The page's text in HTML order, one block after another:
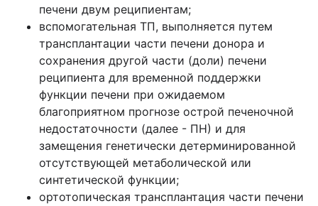
печени двум реципиентам;
вспомогательная ТП, выполняется путем
трансплантации части печени донора и
сохранения другой части (доли) печени
реципиента для временной поддержки
функции печени при ожидаемом
благоприятном прогнозе острой печеночной
недостаточности (далее - ПН) и для
замещения генетически детерминированной
отсутствующей метаболической или
синтетической функции;
ортотопическая трансплантация части печени